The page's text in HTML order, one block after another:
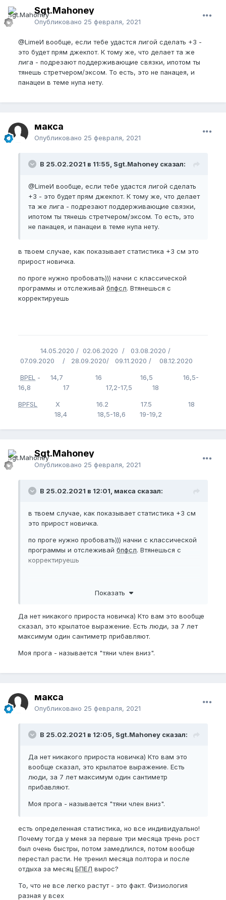
Sgt.Mahoney
Опубликовано 25 февраля, 2021
@LimeИ вообще, если тебе удастся лигой сделать +3 -
это будет прям джекпот. К тому же, что делает та же
лига - подрезают поддерживающие связки, ипотом ты
тянешь стретчером/эксом. То есть, это не панацея, и
панацеи в теме нупа нету.
макса
Опубликовано 25 февраля, 2021
В 25.02.2021 в 11:55, Sgt.Mahoney сказал:
@LimeИ вообще, если тебе удастся лигой сделать
+3 - это будет прям джекпот. К тому же, что делает
та же лига - подрезают поддерживающие связки,
ипотом ты тянешь стретчером/эксом. То есть, это
не панацея, и панацеи в теме нупа нету.
в твоем случае, как показывает статистика +3 см это
прирост новичка.
по проге нужно пробовать))) начни с классической
программы и отслеживай бпфсл. Втянешься с
корректируешь
14.05.2020 / 02.06.2020 / 03.08.2020 /
07.09.2020 / 28.09.2020/ 09.11.2020 / 08.12.2020
BPEL
- 14,7 16 16,5 16,5-
16,8 17 17,2-17,5 18
BPFSL
Х 16.2 17.5 18
18,4 18,5-18,6 19-19,2
Sgt.Mahoney
Опубликовано 25 февраля, 2021
В 25.02.2021 в 12:01, макса сказал:
в твоем случае, как показывает статистика +3 см
это прирост новичка.
по проге нужно пробовать))) начни с классической
программы и отслеживай бпфсл. Втянешься с
корректируешь
Показать
Да нет никакого прироста новичка) Кто вам это вообще
сказал, это крылатое выражение. Есть люди, за 7 лет
максимум один сантиметр прибавляют.
Моя прога - называется "тяни член вниз".
макса
Опубликовано 25 февраля, 2021
В 25.02.2021 в 12:05, Sgt.Mahoney сказал:
Да нет никакого прироста новичка) Кто вам это
вообще сказал, это крылатое выражение. Есть
люди, за 7 лет максимум один сантиметр
прибавляют.
Моя прога - называется "тяни член вниз".
есть определенная статистика, но все индивидуально!
Почему тогда у меня за первые три месяца трень рост
был очень быстры, потом замедлился, потом вообще
перестал расти. Не тренил месяца полтора и после
отдыха за месяц БПЕЛ вырос?
То, что не все легко растут - это факт. Физиология
разная у всех